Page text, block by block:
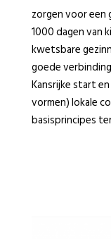
zorgen voor een
1000 dagen van
kwetsbare
goede
Kansrijke start
vormen) lokale
basisprincipes